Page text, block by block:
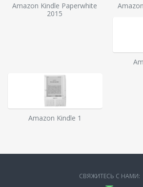
Amazon Kindle Paperwhite
2015
Amazon Kindle 1
СВЯЖИТЕСЬ С НАМИ: